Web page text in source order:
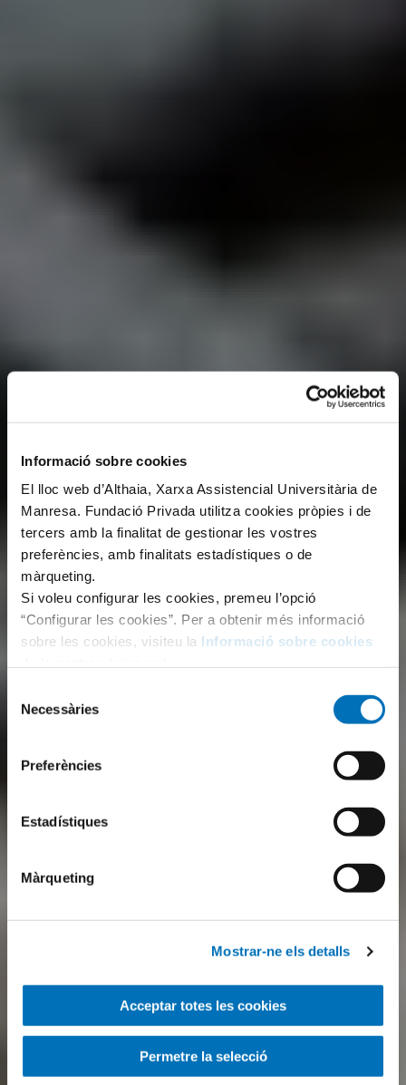
Informació sobre cookies
El lloc web d’Althaia, Xarxa Assistencial Universitària de
Manresa. Fundació Privada utilitza cookies pròpies i de
tercers amb la finalitat de gestionar les vostres
preferències, amb finalitats estadístiques o de
màrqueting.
Si voleu configurar les cookies, premeu l’opció
“Configurar les cookies”. Per a obtenir més informació
sobre les cookies, visiteu la Informació sobre cookies
Necessàries
Preferències
Estadístiques
Màrqueting
Mostrar-ne els detalls
Acceptar totes les cookies
Permetre la selecció